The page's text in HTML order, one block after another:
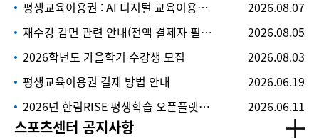
평생교육이용권 : AI 디지털 교육이용권 사용 안내
2026.08.07
재수강 감면 관련 안내(전액 결제자 필독)
2026.08.05
2026학년도 가을학기 수강생 모집
2026.08.03
평생교육이용권 결제 방법 안내
2026.06.19
2026년 한림RISE 평생학습 오픈플랫폼(HOPE) 숏폼 공모전 개최
2026.06.11
스포츠센터 공지사항